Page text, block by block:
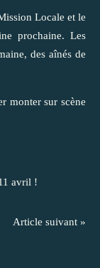
Locale et le
prochaine. Les
des aînés de
monter sur scène
Article suivant »